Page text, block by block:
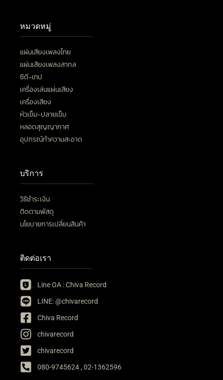
หมวดหมู่
แผ่นเสียงเพลงไทย
แผ่นเสียงเพลงสากล
ซีดี-เทป
เครื่องเล่นแผ่นเสียง
เครื่องเสียง
หัวเข็ม-ปลายเข็ม
หลอดสุญญากาศ
อุปกรณ์ทำความสะอาด
บริการ
วิธีชำระเงิน
ติดตามพัสดุ
นโยบายการเปลี่ยนสินค้า
ติดต่อเรา
Line OA : Chiva Record
LINE: @chivarecord
Chiva Record
chivarecord
chivarecord
080-9745624 , 02-1362596